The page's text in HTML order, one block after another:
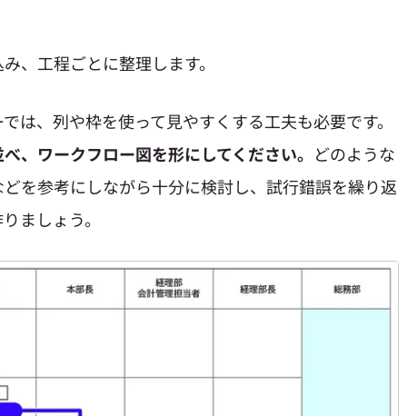
、工程ごとに整理します。
は、列や枠を使って見やすくする工夫も必要です。
、ワークフロー図を形にしてください。 どのような
を参考にしながら十分に検討し、試行錯誤を繰り返
ましょう。